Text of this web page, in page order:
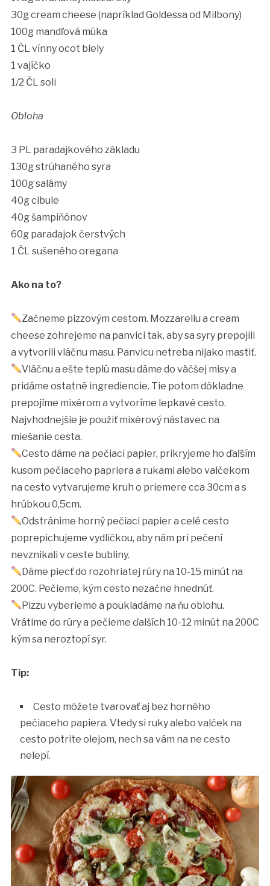
30g cream cheese (napríklad Goldessa od Milbony)
100g mandľová múka
1 ČL vínny ocot biely
1 vajíčko
1/2 ČL soli
Obloha
3 PL paradajkového základu
130g strúhaného syra
100g salámy
40g cibule
40g šampiňónov
60g paradajok čerstvých
1 ČL sušeného oregana
Ako na to?
Začneme pizzovým cestom. Mozzarellu a cream
cheese zohrejeme na panvici tak, aby sa syry prepojili
a vytvorili vláčnu masu. Panvicu netreba nijako mastiť.
Vláčnu a ešte teplú masu dáme do väčšej misy a
pridáme ostatné ingrediencie. Tie potom dôkladne
prepojíme mixérom a vytvoríme lepkavé cesto.
Najvhodnejšie je použiť mixérový nástavec na
miešanie cesta.
Cesto dáme na pečiaci papier, prikryjeme ho ďaľším
kusom pečiaceho papriera a rukami alebo valčekom
na cesto vytvarujeme kruh o priemere cca 30cm a s
hrúbkou 0,5cm.
Odstránime horný pečiaci papier a celé cesto
poprepichujeme vydličkou, aby nám pri pečení
nevznikali v ceste bubliny.
Dáme piecť do rozohriatej rúry na 10-15 minút na
200C. Pečieme, kým cesto nezačne hnednúť.
Pizzu vyberieme a poukladáme na ňu oblohu.
Vrátime do rúry a pečieme ďalších 10-12 minút na 200C
kým sa neroztopí syr.
Tip:
Cesto môžete tvarovať aj bez horného
pečiaceho papiera. Vtedy si ruky alebo valček na
cesto potrite olejom, nech sa vám na ne cesto
nelepí.